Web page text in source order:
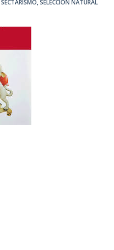
SECTARISMO,SELECCIÓN NATURAL